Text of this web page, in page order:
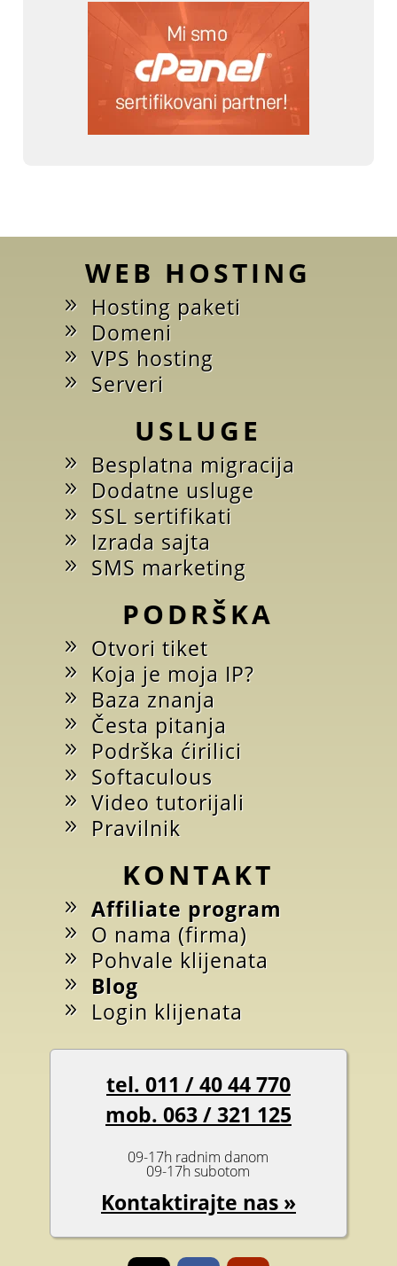
WEB HOSTING
Hosting paketi
Domeni
VPS hosting
Serveri
USLUGE
Besplatna migracija
Dodatne usluge
SSL sertifikati
Izrada sajta
SMS marketing
PODRŠKA
Otvori tiket
Koja je moja IP?
Baza znanja
Česta pitanja
Podrška ćirilici
Softaculous
Video tutorijali
Pravilnik
KONTAKT
Affiliate program
O nama (firma)
Pohvale klijenata
Blog
Login klijenata
tel. 011 / 40 44 770
mob. 063 / 321 125
09-17h radnim danom
09-17h subotom
Kontaktirajte nas »